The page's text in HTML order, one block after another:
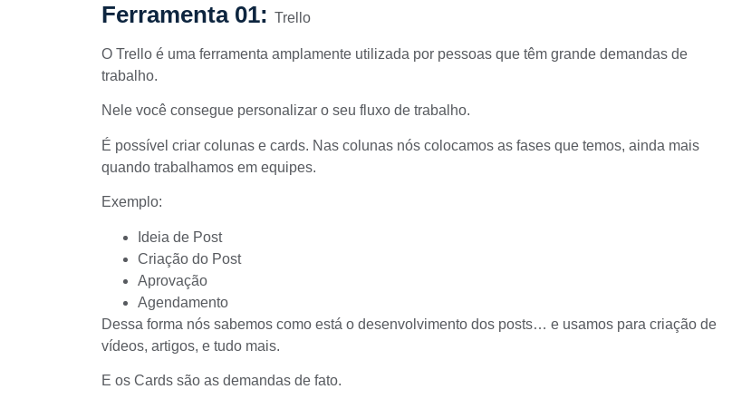
Ferramenta 01: Trello
O Trello é uma ferramenta amplamente utilizada por pessoas que têm grande demandas de
trabalho.
Nele você consegue personalizar o seu fluxo de trabalho.
É possível criar colunas e cards. Nas colunas nós colocamos as fases que temos, ainda mais
quando trabalhamos em equipes.
Exemplo:
Ideia de Post
Criação do Post
Aprovação
Agendamento
Dessa forma nós sabemos como está o desenvolvimento dos posts… e usamos para criação de
vídeos, artigos, e tudo mais.
E os Cards são as demandas de fato.